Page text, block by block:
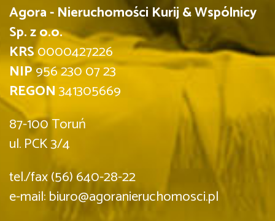
Agora - Nieruchomości Kurij & Wspólnicy
Sp. z o.o.
KRS0000427226
NIP956 230 07 23
REGON341305669
87-100 Toruń
ul. PCK 3/4
tel./fax (56) 640-28-22
e-mail: biuro@agoranieruchomosci.pl